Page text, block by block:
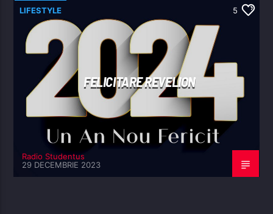
LIFESTYLE 5
FELICITARE REVELION
Radio Studentus
29 DECEMBRIE 2023